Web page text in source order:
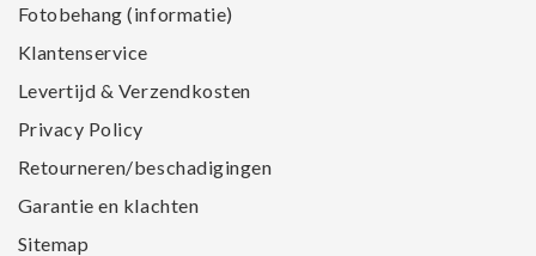
Fotobehang (informatie)
Klantenservice
Levertijd & Verzendkosten
Privacy Policy
Retourneren/beschadigingen
Garantie en klachten
Sitemap